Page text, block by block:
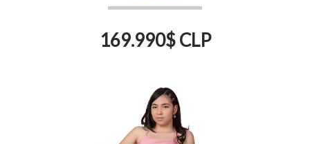
169.990$ CLP